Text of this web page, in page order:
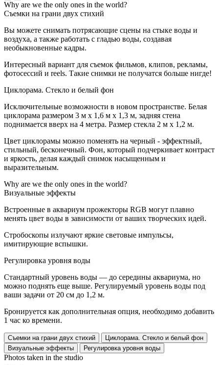
Why are we the only ones in the world?
Съемки на грани двух стихий
Вы можете снимать потрясающие сцены на стыке воды и
воздуха, а также работать с гладью воды, создавая
необыкновенные кадры.
Интересный вариант для съемок фильмов, клипов, рекламы,
фотосессий и reels. Такие снимки не получатся больше нигде!
Циклорама. Стекло и белый фон
Исключительные возможности в новом пространстве. Белая
циклорама размером 3 м х 1,6 м х 1,3 м, задняя стена
поднимается вверх на 4 метра. Размер стекла 2 м х 1,2 м.
Цвет циклорамы можно поменять на черный - эффектный,
стильный, бесконечный. Фон, который подчеркивает контраст
и яркость, делая каждый снимок насыщенным и
выразительным.
Why are we the only ones in the world?
Визуальные эффекты
Встроенные в аквариум прожекторы RGB могут плавно
менять цвет воды в зависимости от ваших творческих идей.
Стробоскопы излучают яркие световые импульсы,
имитирующие вспышки.
Регулировка уровня воды
Стандартный уровень воды — до середины аквариума, но
можно поднять еще выше. Регулируемый уровень воды под
ваши задачи от 20 см до 1,2 м.
Бронируется как дополнительная опция, необходимо добавить
1 час ко времени.
Съемки на грани двух стихий
Циклорама. Стекло и белый фон
Визуальные эффекты
Регулировка уровня воды
Photos taken in the studio